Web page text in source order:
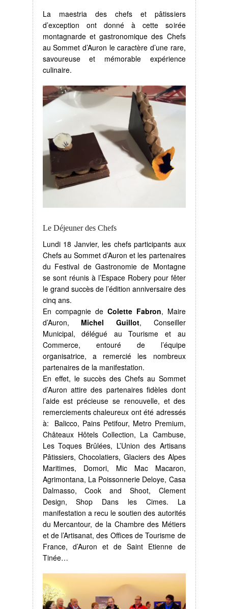
La maestria des chefs et pâtissiers
d’exception ont donné à cette soirée
montagnarde et gastronomique des Chefs
au Sommet d’Auron le caractère d’une rare,
savoureuse et mémorable expérience
culinaire.
Le Déjeuner des Chefs
Lundi 18 Janvier, les chefs participants aux
Chefs au Sommet d’Auron et les partenaires
du Festival de Gastronomie de Montagne
se sont réunis à l’Espace Robery pour fêter
le grand succès de l’édition anniversaire des
cinq ans.
En compagnie de Colette Fabron, Maire
d’Auron, Michel Guillot, Conseiller
Municipal, délégué au Tourisme et au
Commerce, entouré de l’équipe
organisatrice, a remercié les nombreux
partenaires de la manifestation.
En effet, le succès des Chefs au Sommet
d’Auron attire des partenaires fidèles dont
l’aide est précieuse se renouvelle, et des
remerciements chaleureux ont été adressés
à: Balicco, Pains Petifour, Metro Premium,
Châteaux Hôtels Collection, La Cambuse,
Les Toques Brûlées, L’Union des Artisans
Pâtissiers, Chocolatiers, Glaciers des Alpes
Maritimes, Domori, Mic Mac Macaron,
Agrimontana, La Poissonnerie Deloye, Casa
Dalmasso, Cook and Shoot, Clement
Design, Shop Dans les Cimes. La
manifestation a recu le soutien des autorités
du Mercantour, de la Chambre des Métiers
et de l’Artisanat, des Offices de Tourisme de
France, d’Auron et de Saint Etienne de
Tinée…